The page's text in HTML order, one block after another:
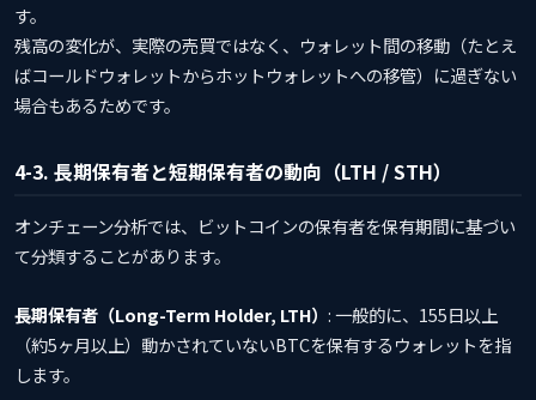
す。
残高の変化が、実際の売買ではなく、ウォレット間の移動（たとえ
ばコールドウォレットからホットウォレットへの移管）に過ぎない
場合もあるためです。
4-3. 長期保有者と短期保有者の動向（LTH / STH）
オンチェーン分析では、ビットコインの保有者を保有期間に基づい
て分類することがあります。
長期保有者（Long-Term Holder, LTH） : 一般的に、155日以上
（約5ヶ月以上）動かされていないBTCを保有するウォレットを指
します。